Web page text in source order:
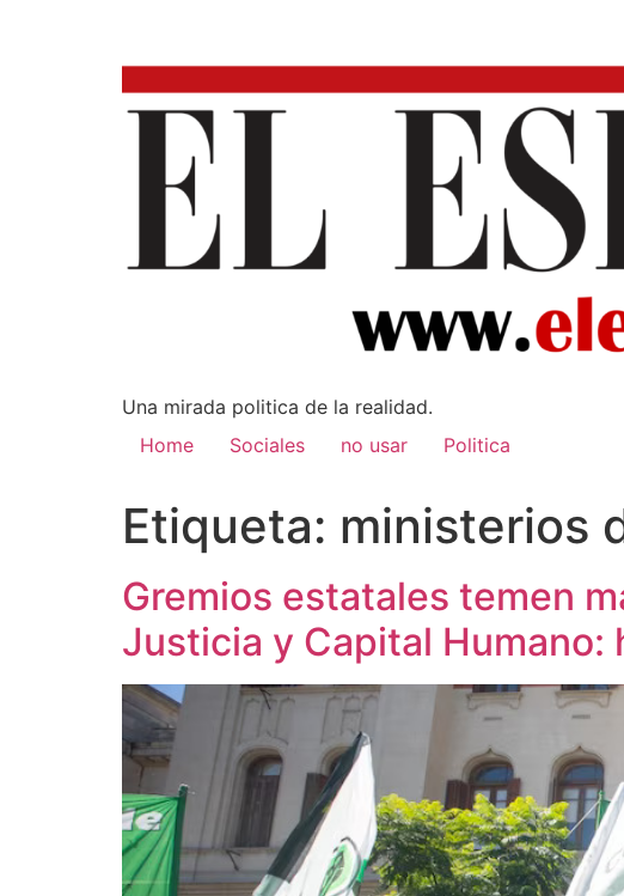
Una mirada poli­tica de la realidad.
Home
Sociales no usar Politica
Etiqueta: ministerios
Gremios estatales temen
Justicia y Capital Humano: